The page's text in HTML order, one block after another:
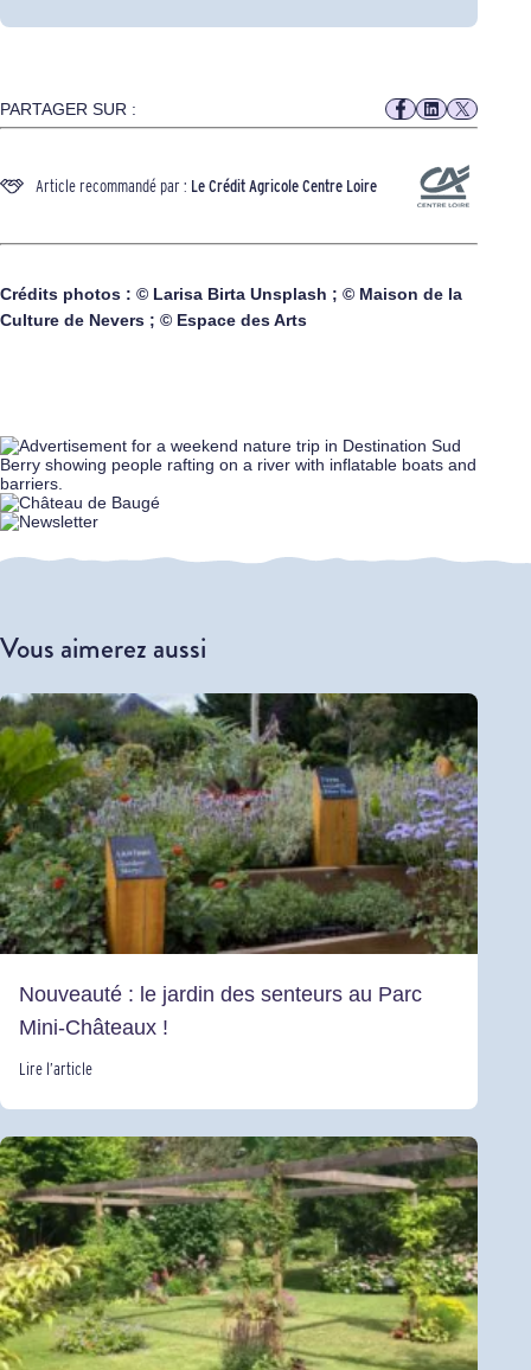
PARTAGER SUR :
Article recommandé par : Le Crédit Agricole Centre Loire
Crédits photos : © Larisa Birta Unsplash ; © Maison de la
Culture de Nevers ; © Espace des Arts
Vous aimerez aussi
Nouveauté : le jardin des senteurs au Parc
Mini-Châteaux !
Lire l’article